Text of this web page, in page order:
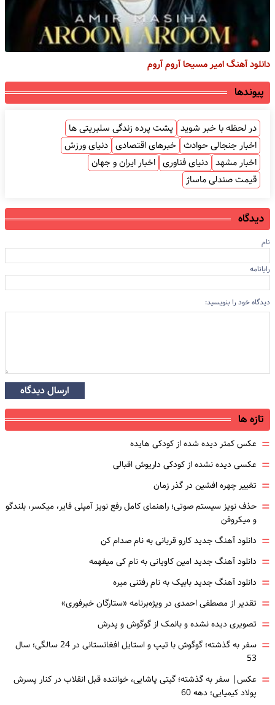
دانلود آهنگ امیر مسیحا آروم آروم
پیوندها
در لحظه با خبر شوید پشت پرده زندگی سلبریتی ها
اخبار جنجالی حوادث خبرهای اقتصادی دنیای ورزش
اخبار مشهد دنیای فناوری اخبار ایران و جهان
قیمت صندلی ماساژ
دیدگاه
نام
رایانامه
دیدگاه خود را بنویسید:
ارسال دیدگاه
تازه ها
= عکس کمتر دیده شده از کودکی هایده
= عکسی دیده نشده از کودکی داریوش اقبالی
= تغییر چهره افشین در گذر زمان
= حذف نویز سیستم صوتی؛ راهنمای کامل رفع نویز آمپلی فایر، میکسر، بلندگو
و میکروفن
= دانلود آهنگ جدید کارو قربانی به نام صدام کن
= دانلود آهنگ جدید امین کاویانی به نام کی میفهمه
= دانلود آهنگ جدید بابیک به نام رفتنی میره
= تقدیر از مصطفی احمدی در ویژه‌برنامه «ستارگان خبرفوری»
= تصویری دیده نشده و بانمک از گوگوش و پدرش
=
سفر به گذشته؛ گوگوش با تیپ و استایل افغانستانی در 24 سالگی؛ سال
53
= عکس| سفر به گذشته؛ گیتی پاشایی، خواننده قبل انقلاب در کنار پسرش
پولاد کیمیایی؛ دهه 60